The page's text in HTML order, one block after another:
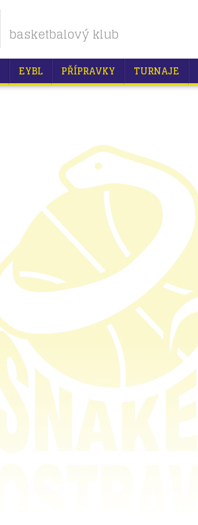
basketbalový klub
EYBL PŘÍPRAVKY TURNAJE